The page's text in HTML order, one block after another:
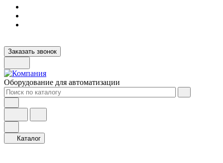
Заказать звонок
Оборудование для автоматизации
Каталог